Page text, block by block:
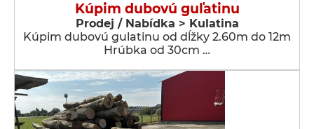
Kúpim dubovú guľatinu
Prodej / Nabídka > Kulatina
Kúpim dubovú gulatinu od dĺžky 2.60m do 12m
Hrúbka od 30cm …